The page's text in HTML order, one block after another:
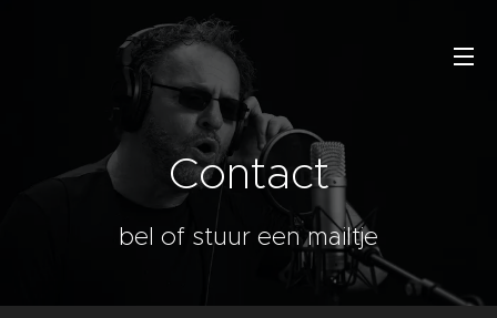
Contact
bel of stuur een mailtje